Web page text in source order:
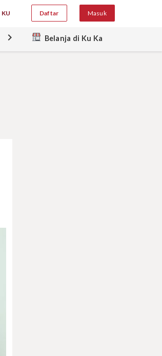
KU Daftar Masuk
keyboard_arrow_right Belanja di Ku Ka